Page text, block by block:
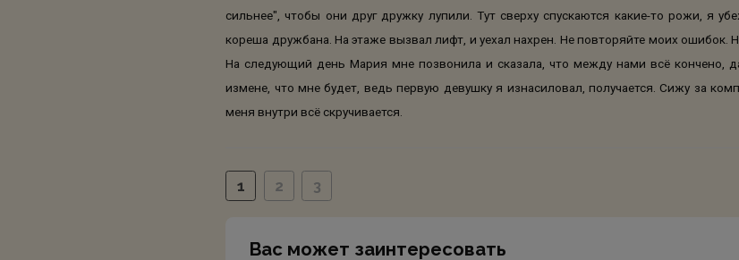
сильнее", чтобы они друг дружку лупили. Тут сверху спускаются какие-то рожи, я
кореша дружбана. На этаже вызвал лифт, и уехал нахрен. Не повторяйте моих ошибок.
На следующий день Мария мне позвонила и сказала, что между нами всё кончено,
измене, что мне будет, ведь первую девушку я изнасиловал, получается. Сижу за
меня внутри всё скручивается.
1 2 3
Вас может заинтересовать